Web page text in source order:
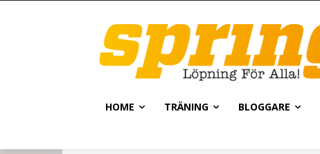
HOME TRÄNING BLOGGARE